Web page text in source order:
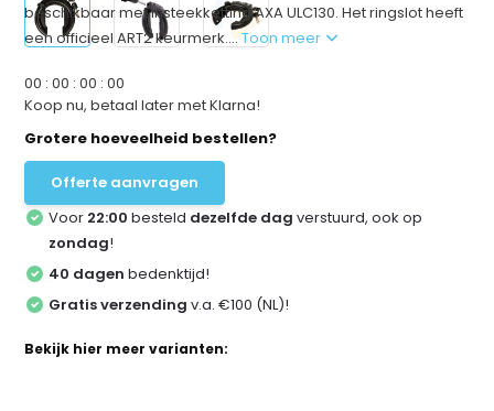
beschikbaar met insteekketting AXA ULC130. Het ringslot heeft
een officieel ART2 keurmerk....Toon meer
00 :00 :00 :00
Koop nu, betaal later met Klarna!
Grotere hoeveelheid bestellen?
Offerte aanvragen
Voor 22:00 besteld dezelfde dag verstuurd, ook op
zondag!
40 dagen bedenktijd!
Gratis verzending v.a. €100 (NL)!
Bekijk hier meer varianten: